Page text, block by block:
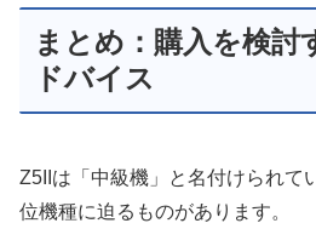
まとめ：購入を検討
ドバイス
Z5IIは「中級機」と名付けられて
位機種に迫るものがあります。